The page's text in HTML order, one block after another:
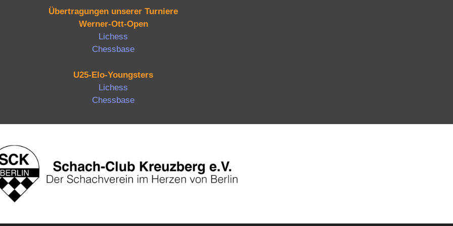
Übertragungen unserer Turniere
Werner-Ott-Open
Lichess
Chessbase
U25-Elo-Youngsters
Lichess
Chessbase